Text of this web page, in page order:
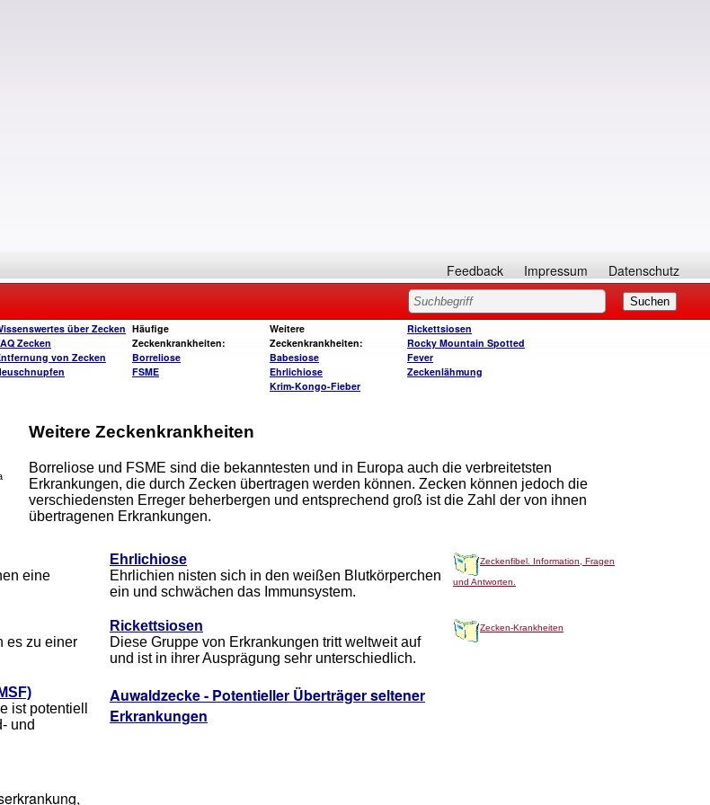
Feedback Impressum Datenschutz
über Zecken
Zecken
von Zecken
Häufige
Zeckenkrankheiten:
Borreliose
FSME
Weitere
Zeckenkrankheiten:
Babesiose
Ehrlichiose
Krim-Kongo-Fieber
Rickettsiosen
Rocky Mountain Spotted
Fever
Zeckenlähmung
Weitere Zeckenkrankheiten
Borreliose und FSME sind die bekanntesten und in Europa auch die verbreitetsten
Erkrankungen, die durch Zecken übertragen werden können. Zecken können jedoch die
verschiedensten Erreger beherbergen und entsprechend groß ist die Zahl der von ihnen
übertragenen Erkrankungen.
eine
Ehrlichiose
Ehrlichien nisten sich in den weißen Blutkörperchen
ein und schwächen das Immunsystem.
Zeckenfibel. Information, Fragen
und Antworten.
es zu einer
Rickettsiosen
Diese Gruppe von Erkrankungen tritt weltweit auf
und ist in ihrer Ausprägung sehr unterschiedlich.
Zecken-Krankheiten
ist potentiell
und
Auwaldzecke - Potentieller Überträger seltener
Erkrankungen